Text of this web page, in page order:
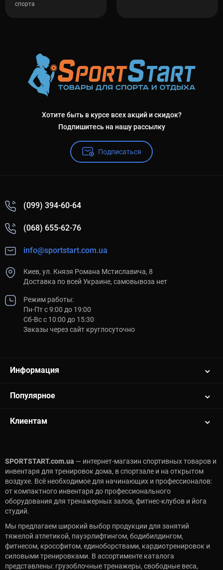
спорта
Хотите быть в курсе всех акций и скидок?
Подпишитесь на нашу рассылку
Подписаться
(099) 394-60-64
(068) 655-62-76
info@sportstart.com.ua
Киев, ул. Князя Романа Мстиславича, 8
Доставка по всей Украине, самовывоза нет
Режим работы:
Пн-Пт с 9:00 до 19:00
Сб-Вс с 10:00 до 15:30
Заказы через сайт круглосуточно
Информация
Популярное
Клиентам
SPORTSTART.com.ua — интернет-магазин спортивных товаров и
инвентаря для тренировок дома, в спортзале и на открытом
воздухе. Всё необходимое для начинающих и профессионалов:
от компактного инвентаря до профессионального
оборудования для тренажерных залов, фитнес-клубов и йога
студий.
Мы предлагаем широкий выбор продукции для занятий
тяжелой атлетикой, пауэрлифтингом, бодибилдингом,
фитнесом, кроссфитом, единоборствами, кардиотренировок и
силовыми тренировками. В ассортименте каталога
представлены: грузоблочные тренажеры, свободные веса,